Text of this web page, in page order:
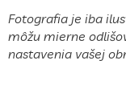
Fotografia je iba
môžu mierne
nastavenia vašej